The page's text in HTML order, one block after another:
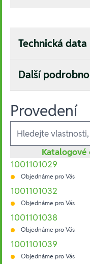
Technická data
Další
Provedení
Ausführungen
Katalogové
1001101029
Objednáme pro Vás
1001101032
Objednáme pro Vás
1001101038
Objednáme pro Vás
1001101039
Objednáme pro Vás